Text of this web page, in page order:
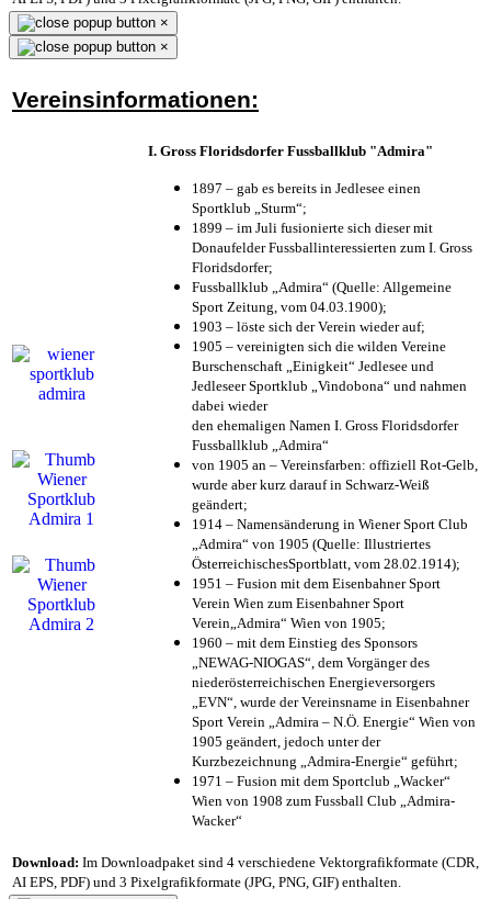
×
×
Vereinsinformationen:
I. Gross Floridsdorfer Fussballklub "Admira"
1897 – gab es bereits in Jedlesee einen
Sportklub „Sturm“;
1899 – im Juli fusionierte sich dieser mit
Donaufelder Fussballinteressierten zum I. Gross
Floridsdorfer;
Fussballklub „Admira“ (Quelle: Allgemeine
Sport Zeitung, vom 04.03.1900);
1903 – löste sich der Verein wieder auf;
1905 – vereinigten sich die wilden Vereine
Burschenschaft „Einigkeit“ Jedlesee und
Jedleseer Sportklub „Vindobona“ und nahmen
dabei wieder
den ehemaligen Namen I. Gross Floridsdorfer
Fussballklub „Admira“
von 1905 an – Vereinsfarben: offiziell Rot-Gelb,
wurde aber kurz darauf in Schwarz-Weiß
geändert;
1914 – Namensänderung in Wiener Sport Club
„Admira“ von 1905 (Quelle: Illustriertes
ÖsterreichischesSportblatt, vom 28.02.1914);
1951 – Fusion mit dem Eisenbahner Sport
Verein Wien zum Eisenbahner Sport
Verein„Admira“ Wien von 1905;
1960 – mit dem Einstieg des Sponsors
„NEWAG-NIOGAS“, dem Vorgänger des
niederösterreichischen Energieversorgers
„EVN“, wurde der Vereinsname in Eisenbahner
Sport Verein „Admira – N.Ö. Energie“ Wien von
1905 geändert, jedoch unter der
Kurzbezeichnung „Admira-Energie“ geführt;
1971 – Fusion mit dem Sportclub „Wacker“
Wien von 1908 zum Fussball Club „Admira-
Wacker“
Download: Im Downloadpaket sind 4 verschiedene Vektorgrafikformate (CDR,
AI EPS, PDF) und 3 Pixelgrafikformate (JPG, PNG, GIF) enthalten.